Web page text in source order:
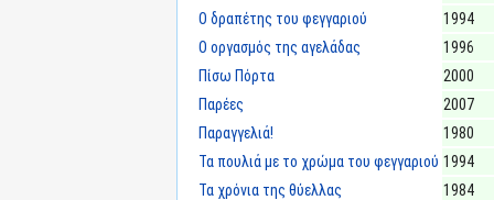
Ο δραπέτης του φεγγαριού
1994
Ο οργασμός της αγελάδας
1996
Πίσω Πόρτα
2000
Παρέες
2007
Παραγγελιά!
1980
Τα πουλιά με το χρώμα του φεγγαριού 1994
Τα χρόνια της θύελλας
1984